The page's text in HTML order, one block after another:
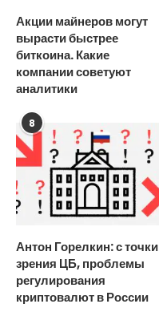
Акции майнеров могут
вырасти быстрее
биткоина. Какие
компании советуют
аналитики
8
Антон Горелкин: с точки
зрения ЦБ, проблемы
регулирования
криптовалют в России